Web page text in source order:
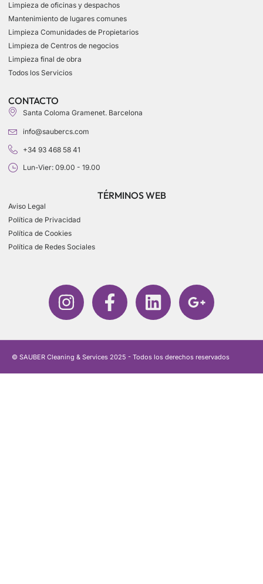
Limpieza de oficinas y despachos
Mantenimiento de lugares comunes
Limpieza Comunidades de Propietarios
Limpieza de Centros de negocios
Limpieza final de obra
Todos los Servicios
CONTACTO
Santa Coloma Gramenet. Barcelona
info@saubercs.com
+34 93 468 58 41
Lun-Vier: 09.00 - 19.00
TÉRMINOS WEB
Aviso Legal
Política de Privacidad
Política de Cookies
Política de Redes Sociales
© SAUBER Cleaning & Services 2025 - Todos los derechos reservados